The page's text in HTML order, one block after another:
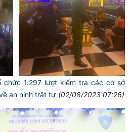
chức 1.297 lượt kiểm tra các cơ sở
an ninh trật tự (02/08/2023 07:26)